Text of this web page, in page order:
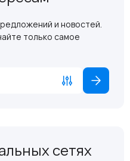
и новостей.
только самое
сетях